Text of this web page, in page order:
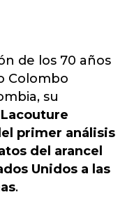
de los 70 años
Colombo
su
primer análisis
del arancel
Unidos a las
.